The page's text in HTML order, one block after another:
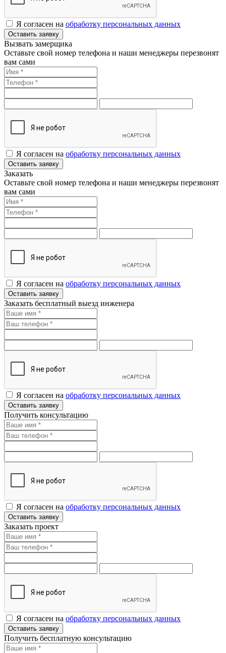
Я согласен на обработку персональных данных
Оставить заявку
Вызвать замерщика
Оставьте свой номер телефона и наши менеджеры перезвонят
вам сами
Я согласен на обработку персональных данных
Оставить заявку
Заказать
Оставьте свой номер телефона и наши менеджеры перезвонят
вам сами
Я согласен на обработку персональных данных
Оставить заявку
Заказать бесплатный выезд инженера
Я согласен на обработку персональных данных
Оставить заявку
Получить консультацию
Я согласен на обработку персональных данных
Оставить заявку
Заказать проект
Я согласен на обработку персональных данных
Оставить заявку
Получить бесплатную консультацию